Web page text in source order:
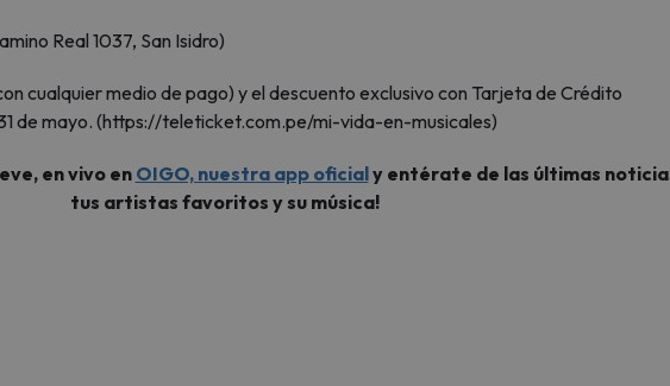
Real 1037, San Isidro)
cualquier medio de pago) y el descuento exclusivo con Tarjeta de Crédito
de mayo. (https://teleticket.com.pe/mi-vida-en-musicales)
en vivo en OIGO, nuestra app oficialy entérate de las últimas
tus artistas favoritos y su música!